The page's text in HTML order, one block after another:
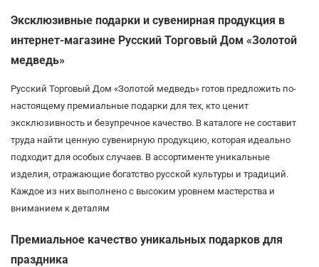
Эксклюзивные подарки и сувенирная продукция в
интернет-магазине Русский Торговый Дом «Золотой
медведь»
Русский Торговый Дом «Золотой медведь» готов предложить по-
настоящему премиальные подарки для тех, кто ценит
эксклюзивность и безупречное качество. В каталоге не составит
труда найти ценную сувенирную продукцию, которая идеально
подходит для особых случаев. В ассортименте уникальные
изделия, отражающие богатство русской культуры и традиций.
Каждое из них выполнено с высоким уровнем мастерства и
вниманием к деталям
Премиальное качество уникальных подарков для
праздника